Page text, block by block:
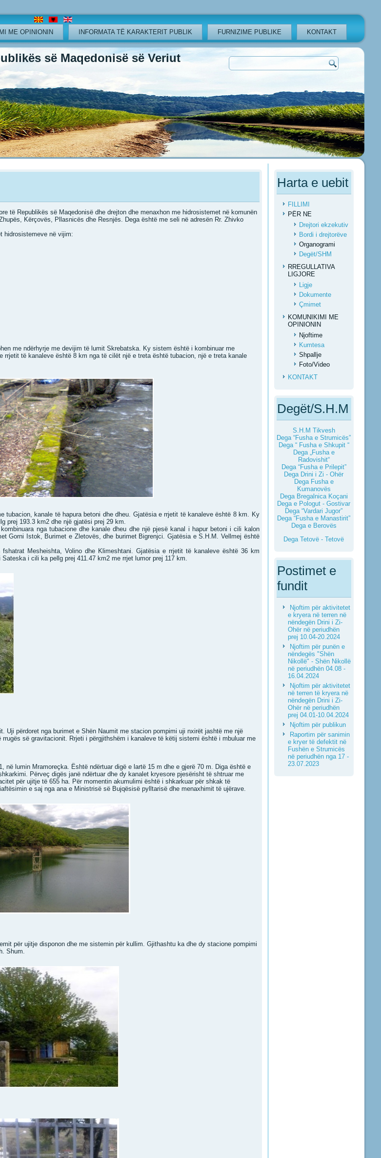
ME OPINIONIN INFORMATA TË KARAKTERIT PUBLIK FURNIZIME PUBLIKE KONTAKT
së Maqedonisë së Veriut
të Republikës së Maqedonisë dhe drejton dhe menaxhon me hidrosistemet në komunën
Kërçovës, Pllasnicës dhe Resnjës. Dega është me seli në adresën Rr. Zhivko
hidrosistemeve në vijim:
me ndërhyrje me devijim të lumit Skrebatska. Ky sistem është i kombinuar me
rrjetit të kanaleve është 8 km nga të cilët një e treta është tubacion, një e treta kanale
tubacion, kanale të hapura betoni dhe dheu. Gjatësia e rrjetit të kanaleve është 8 km. Ky
prej 193.3 km2 dhe një gjatësi prej 29 km.
nga tubacione dhe kanale dheu dhe një pjesë kanal i hapur betoni i cili kalon
Gorni Istok, Burimet e Zletovës, dhe burimet Bigrenjci. Gjatësia e S.H.M. Vellmej është
Mesheishta, Volino dhe Klimeshtani. Gjatësia e rrjetit të kanaleve është 36 km
i cili ka pellg prej 411.47 km2 me rrjet lumor prej 117 km.
Uji përdoret nga burimet e Shën Naumit me stacion pompimi uji nxirët jashtë me një
së gravitacionit. Rrjeti i përgjithshëm i kanaleve të këtij sistemi është i mbuluar me
në lumin Mramoreçka. Është ndërtuar digë e lartë 15 m dhe e gjerë 70 m. Diga është e
Përveç digës janë ndërtuar dhe dy kanalet kryesore pjesërisht të shtruar me
për ujitje të 655 ha. Për momentin akumulimi është i shkarkuar për shkak të
e saj nga ana e Ministrisë së Bujqësisë pylltarisë dhe menaxhimit të ujërave.
për ujitje disponon dhe me sistemin për kullim. Gjithashtu ka dhe dy stacione pompimi
Shum.
Harta e uebit
FILLIMI
PËR NE
Drejtori ekzekutiv
Bordi i drejtorëve
Organogrami
Degët/SHM
RREGULLATIVA
LIGJORE
Ligje
Dokumente
Çmimet
KOMUNIKIMI ME
OPINIONIN
Njoftime
Kumtesa
Shpallje
Foto/Video
KONTAKT
Degët/S.H.M
S.H.M Tikvesh
Dega “Fusha e Strumicës”
Dega “ Fusha e Shkupit “
Dega „Fusha e
Radovishit“
Dega “Fusha e Prilepit”
Dega Drini i Zi - Ohër
Dega Fusha e
Kumanovës
Dega Bregalnica Koçani
Dega e Pologut - Gostivar
Dega “Vardari Jugor”
Dega “Fusha e Manastirit”
Dega e Berovës
Dega Tetovë - Tetovë
Postimet e
fundit
Njoftim për aktivitetet
e kryera në terren në
nëndegën Drini i Zi-
Ohër në periudhën
prej 10.04-20.2024
Njoftim për punën e
nëndegës "Shën
Nikollë" - Shën Nikollë
në periudhën 04.08 -
16.04.2024
Njoftim për aktivitetet
në terren të kryera në
nëndegën Drini i Zi-
Ohër në periudhën
prej 04.01-10.04.2024
Njoftim për publikun
Raportim për sanimin
e kryer të defektit në
Fushën e Strumicës
në periudhën nga 17 -
23.07.2023